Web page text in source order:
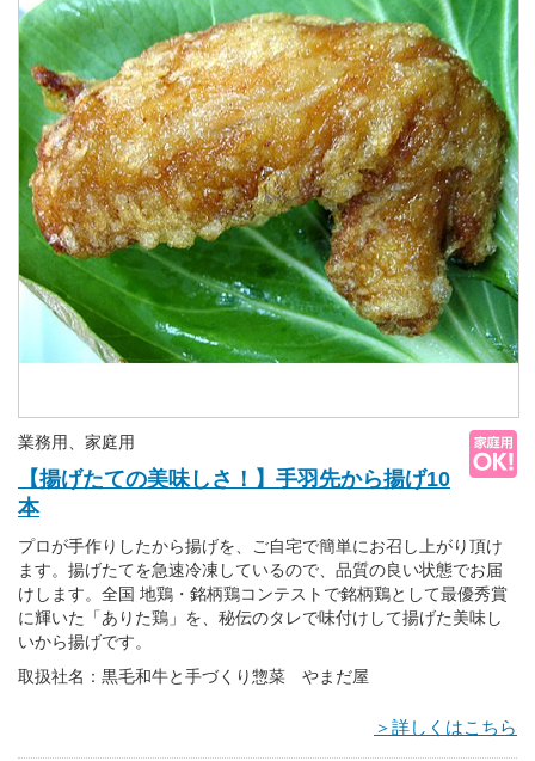
業務用、家庭用
【揚げたての美味しさ！】手羽先から揚げ10
本
プロが手作りしたから揚げを、ご自宅で簡単にお召し上がり頂け
ます。揚げたてを急速冷凍しているので、品質の良い状態でお届
けします。全国 地鶏・銘柄鶏コンテストで銘柄鶏として最優秀賞
に輝いた「ありた鶏」を、秘伝のタレで味付けして揚げた美味し
いから揚げです。
取扱社名：黒毛和牛と手づくり惣菜 やまだ屋
＞詳しくはこちら